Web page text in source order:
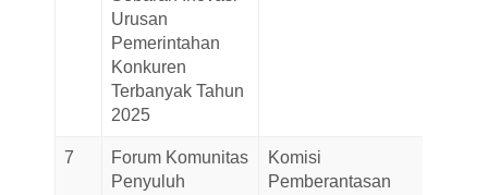
Urusan
Pemerintahan
Konkuren
Terbanyak Tahun
2025
7
Forum Komunitas
Penyuluh
Komisi
Pemberantasan